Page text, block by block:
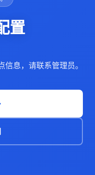
置
息，请联系管理员。